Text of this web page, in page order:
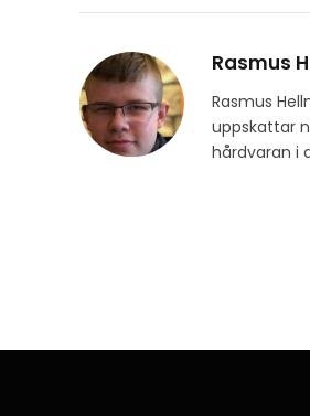
Rasmus
Rasmus
uppskattar
hårdvaran i